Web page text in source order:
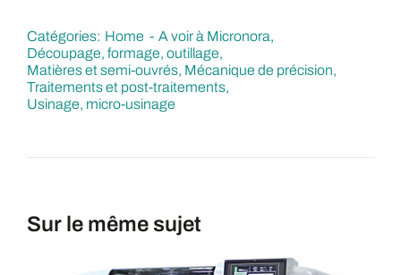
Catégories: Home
A voir à Micronora
Découpage, formage, outillage
Matières et semi-ouvrés Mécanique de précision
Traitements et post-traitements
Usinage, micro-usinage
Sur le même sujet